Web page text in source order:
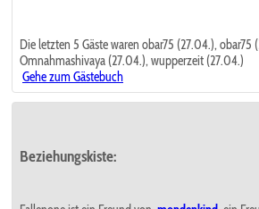
Die letzten 5 Gäste waren obar75 (27.04.),
Omnahmashivaya (27.04.), wupperzeit (27.04.)
Gehe zum Gästebuch
Beziehungskiste: